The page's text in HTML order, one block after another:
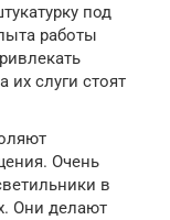
под
работы
их слуги стоят
Очень
в
Они делают